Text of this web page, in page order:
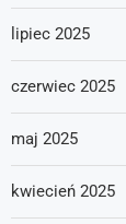
lipiec 2025
czerwiec 2025
maj 2025
kwiecień 2025